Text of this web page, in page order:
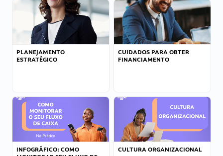
PLANEJAMENTO
ESTRATÉGICO
CUIDADOS PARA OBTER
FINANCIAMENTO
INFOGRÁFICO: COMO
CULTURA ORGANIZACIONAL